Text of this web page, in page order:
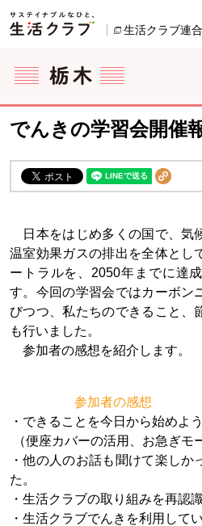
ページの先頭です。
生活クラブ連
ここからサイト内共通メニューで
サイト内共通メニューをスキップ
サイト内共通メニューここまで。
でんきの学習会開催
日本をはじめ多くの国で、気
温室効果ガスの排出を全体とし
ートラルを、2050年までに達
す。今回の学習会ではカーボン
びつつ、私たちのできること、
も行いました。
参加者の感想を紹介します。
参加者の感想
・できることを今日から始めよ
（便座カバーの活用、お急ぎモ
・他の人のお話も聞けて楽しか
た。
・生活クラブの取り組みを再認
・生活クラブでんきを利用して